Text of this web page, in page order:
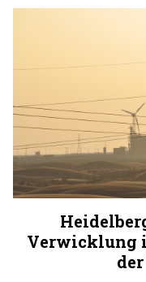
Verwicklung